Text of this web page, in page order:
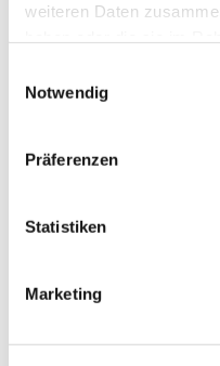
weiteren Daten
Notwendig
Präferenzen
Statistiken
Marketing